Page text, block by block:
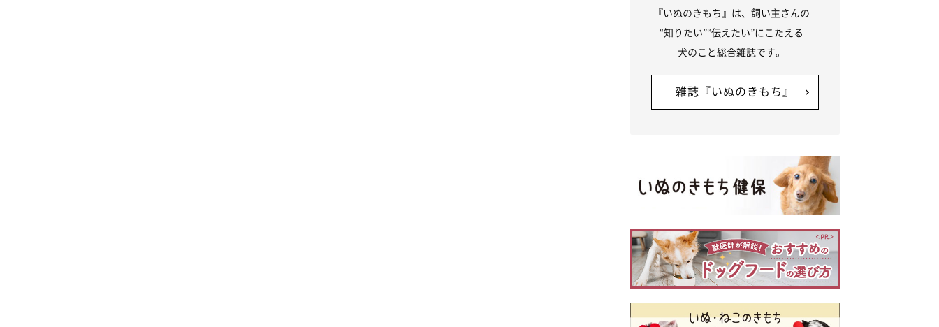
『いぬのきもち』は、飼い主さんの
“知りたい”“伝えたい”にこたえる
犬のこと総合雑誌です。
雑誌『いぬのきもち』